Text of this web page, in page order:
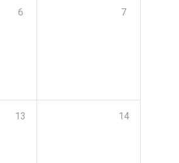
6 7
13 14